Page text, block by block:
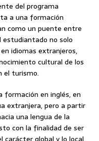
del programa
a una formación
como un puente entre
no solo
idiomas extranjeros,
cultural de los
el turismo.
formación en inglés, en
extranjera, pero a partir
una lengua de la
con la finalidad de ser